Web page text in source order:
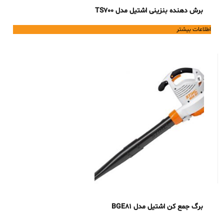
برش دهنده بنزینی اشتیل مدل TS700
اطلاعات بیشتر
برگ جمع کن اشتیل مدل BGE81